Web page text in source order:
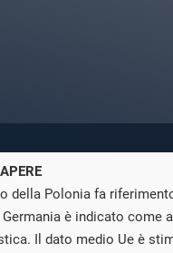
della Polonia fa
è indicato come a
Il dato medio Ue è